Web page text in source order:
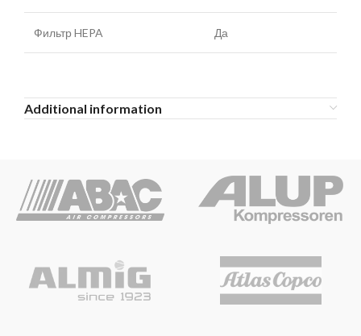
Фильтр HEPA Да
Additional information